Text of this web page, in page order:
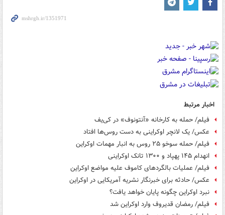
اخبار مرتبط
فیلم/ حمله به کارخانه «آنتونوف» در کی‌یف
عکس/ یک لانچر اوکراینی به دست روس‌ها افتاد
فیلم/ حمله سوخو ۲۵ روس به انبار مهمات اوکراین
انهدام ۱۴۵ پهپاد و ۱۳۰۰ تانک اوکراینی
فیلم/ عملیات بالگردهای کاموف علیه مواضع اوکراین
عکس/ حادثه برای خبرنگار نشریه آمریکایی در اوکراین
نبرد اوکراین چگونه پایان خواهد یافت؟
فیلم/ رمضان قدیروف وارد اوکراین شد